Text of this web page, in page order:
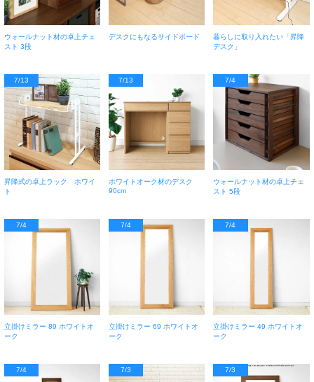
ウォールナット材の卓上チェ
スト 3段
デスクにもなるサイドボード
暮らしに取り入れたい「昇降
デスク」
7/13
昇降式の卓上ラック ホワイ
ト
7/13
ホワイトオーク材のデスク
90cm
7/4
ウォールナット材の卓上チェ
スト 5段
7/4
立掛けミラー 89 ホワイトオ
ーク
7/4
立掛けミラー 69 ホワイトオ
ーク
7/4
立掛けミラー 49 ホワイトオ
ーク
7/4 7/3 7/3